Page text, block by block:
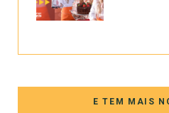
E TEM MAIS